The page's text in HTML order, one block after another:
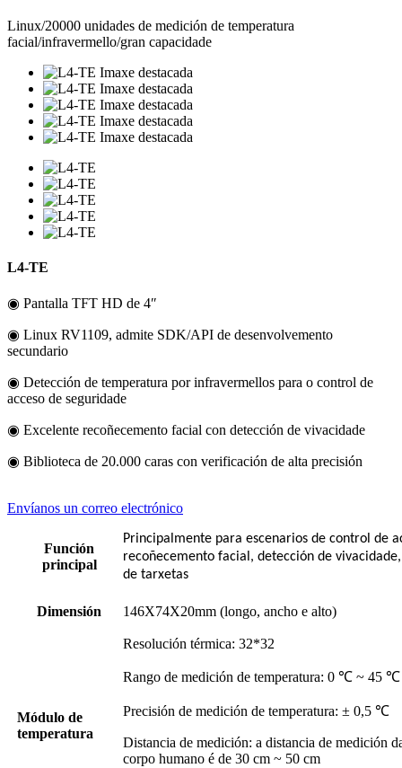
Linux/20000 unidades de medición de temperatura
facial/infravermello/gran capacidade
L4-TE
◉ Pantalla TFT HD de 4″
◉ Linux RV1109, admite SDK/API de desenvolvemento
secundario
◉ Detección de temperatura por infravermellos para o control de
acceso de seguridade
◉ Excelente recoñecemento facial con detección de vivacidade
◉ Biblioteca de 20.000 caras con verificación de alta precisión
Envíanos un correo electrónico
Función
principal
Principalmente para escenarios de control de
recoñecemento facial, detección de
de tarxetas
Dimensión 146X74X20mm (longo, ancho e alto)
Módulo de
temperatura
Resolución térmica: 32*32
Rango de medición de temperatura: 0 ℃ ~ 45 ℃
Precisión de medición de temperatura: ± 0,5 ℃
Distancia de medición: a distancia de medición
corpo humano é de 30 cm ~ 50 cm